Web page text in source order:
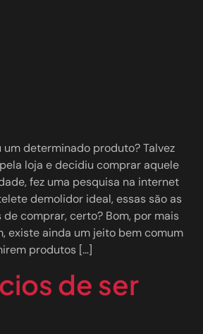
determinado produto? Talvez
loja e decidiu comprar aquele
fez uma pesquisa na internet
demolidor ideal, essas são as
comprar, certo? Bom, por mais
existe ainda um jeito bem comum
produtos […]
de ser